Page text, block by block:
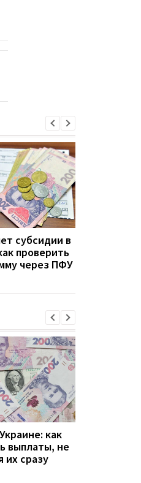
субсидии в
проверить
через ПФУ
как
выплаты, не
их сразу